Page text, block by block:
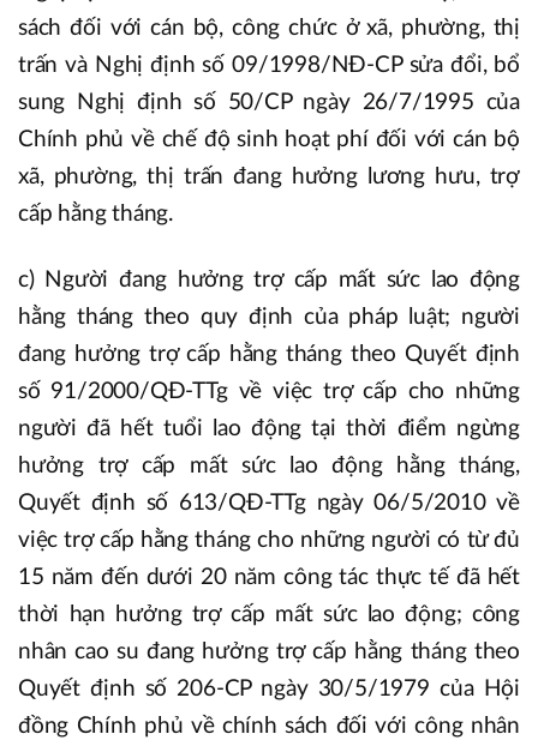
sách đối với cán bộ, công chức ở xã, phường, thị
trấn và Nghị định số 09/1998/NĐ-CP sửa đổi, bổ
sung Nghị định số 50/CP ngày 26/7/1995 của
Chính phủ về chế độ sinh hoạt phí đối với cán bộ
xã, phường, thị trấn đang hưởng lương hưu, trợ
cấp hằng tháng.
c) Người đang hưởng trợ cấp mất sức lao động
hằng tháng theo quy định của pháp luật; người
đang hưởng trợ cấp hằng tháng theo Quyết định
số 91/2000/QĐ-TTg về việc trợ cấp cho những
người đã hết tuổi lao động tại thời điểm ngừng
hưởng trợ cấp mất sức lao động hằng tháng,
Quyết định số 613/QĐ-TTg ngày 06/5/2010 về
việc trợ cấp hằng tháng cho những người có từ đủ
15 năm đến dưới 20 năm công tác thực tế đã hết
thời hạn hưởng trợ cấp mất sức lao động; công
nhân cao su đang hưởng trợ cấp hằng tháng theo
Quyết định số 206-CP ngày 30/5/1979 của Hội
đồng Chính phủ về chính sách đối với công nhân